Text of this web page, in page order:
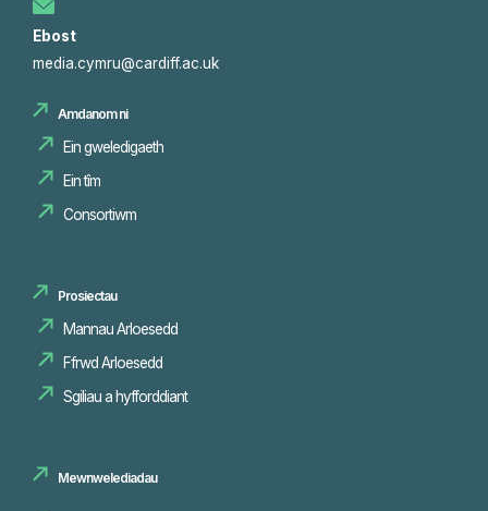
Ebost
media.cymru@cardiff.ac.uk
Amdanom ni
Ein gweledigaeth
Ein tîm
Consortiwm
Prosiectau
Mannau Arloesedd
Sgiliau a hyfforddiant
Mewnwelediadau